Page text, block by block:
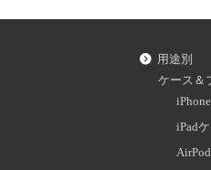
用途別
ケース＆
iPad